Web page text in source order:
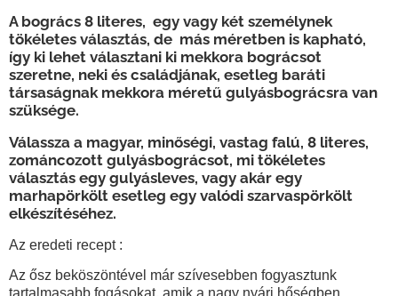
A bogrács 8 literes, egy vagy két személynek
tökéletes választás, de más méretben is kapható,
így ki lehet választani ki mekkora bográcsot
szeretne, neki és családjának, esetleg baráti
társaságnak mekkora méretű gulyásbográcsra van
szüksége.
Válassza a magyar, minőségi, vastag falú, 8 literes,
zománcozott gulyásbográcsot, mi tökéletes
választás egy gulyásleves, vagy akár egy
marhapörkölt esetleg egy valódi szarvaspörkölt
elkészítéséhez.
Az eredeti recept :
Az ősz beköszöntével már szívesebben fogyasztunk